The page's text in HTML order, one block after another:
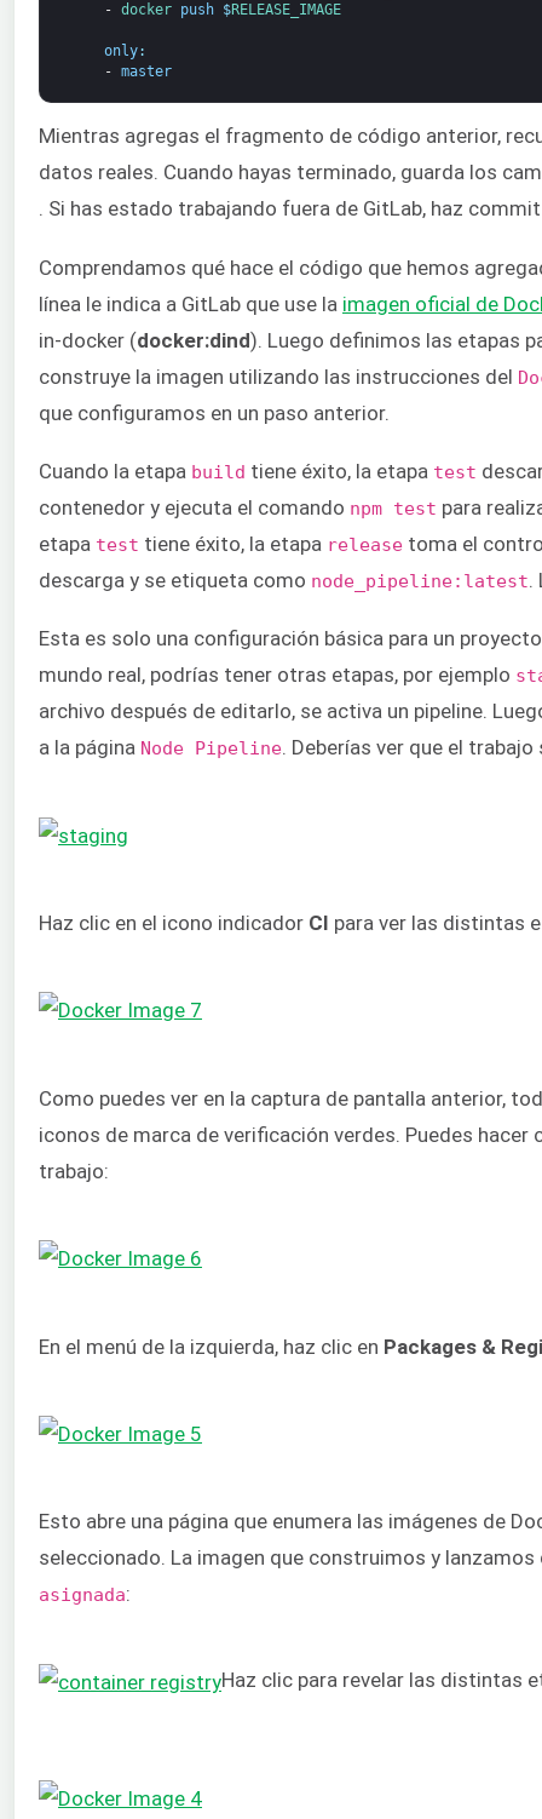
- docker push $RELEASE_IMAGE
only:
- master
Mientras agregas el fragmento de código anterior,
datos reales. Cuando hayas terminado, guarda los
. Si has estado trabajando fuera de GitLab, haz
Comprendamos qué hace el código que hemos
línea le indica a GitLab que use la imagen oficial de
in-docker (docker:dind). Luego definimos las etapas
construye la imagen utilizando las instrucciones del
que configuramos en un paso anterior.
Cuando la etapa build tiene éxito, la etapa test
contenedor y ejecuta el comando npm test para
etapa test tiene éxito, la etapa release toma el
descarga y se etiqueta como node_pipeline:latest
Esta es solo una configuración básica para un
mundo real, podrías tener otras etapas, por ejemplo
archivo después de editarlo, se activa un pipeline.
a la página Node Pipeline. Deberías ver que el
Haz clic en el icono indicador CI para ver las distintas
Como puedes ver en la captura de pantalla anterior,
iconos de marca de verificación verdes. Puedes hacer
trabajo:
En el menú de la izquierda, haz clic en Packages &
Esto abre una página que enumera las imágenes de
seleccionado. La imagen que construimos y
asignada:
Haz clic para revelar las distintas